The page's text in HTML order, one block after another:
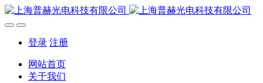
登录 注册
网站首页
关于我们